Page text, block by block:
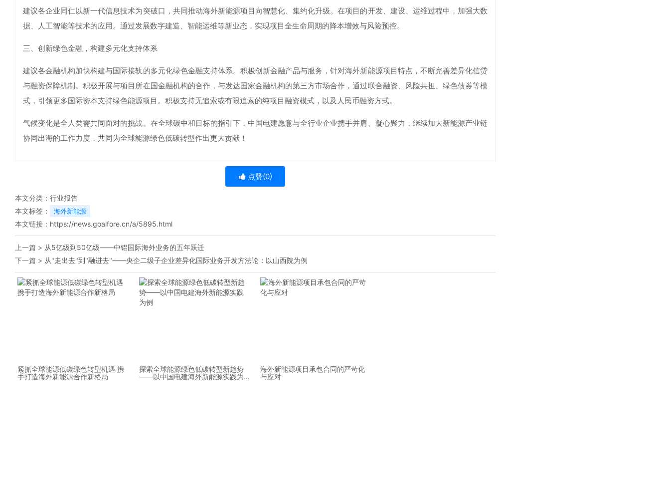
建议各企业同仁以新一代信息技术为突破口，共同推动海外新能源项目向智慧化、集约化升级。在项目的开发、建设、运维过程中，加强大数
据、人工智能等技术的应用。通过发展数字建造、智能运维等新业态，实现项目全生命周期的降本增效与风险预控。
三、创新绿色金融，构建多元化支持体系
建议各金融机构加快构建与国际接轨的多元化绿色金融支持体系。积极创新金融产品与服务，针对海外新能源项目特点，不断完善差异化信贷
与融资保障机制。积极开展与项目所在国金融机构的合作，与发达国家金融机构的第三方市场合作，通过联合融资、风险共担、绿色债券等模
式，引领更多国际资本支持绿色能源项目。积极支持无追索或有限追索的纯项目融资模式，以及人民币融资方式。
气候变化是全人类需共同面对的挑战。在全球碳中和目标的指引下，中国电建愿意与全行业企业携手并肩、凝心聚力，继续加大新能源产业链
协同出海的工作力度，共同为全球能源绿色低碳转型作出更大贡献！
点赞(0)
本文分类： 行业报告
本文标签：
海外新能源
本文链接： https://news.goalfore.cn/a/5895.html
上一篇 > 从5亿级到50亿级——中铝国际海外业务的五年跃迁
下一篇 > 从"走出去"到"融进去"——央企二级子企业差异化国际业务开发方法论：以山西院为例
紧抓全球能源低碳绿色转型机遇 携
手打造海外新能源合作新格局
探索全球能源绿色低碳转型新趋势
——以中国电建海外新能源实践为
海外新能源项目承包合同的严苛化
与应对